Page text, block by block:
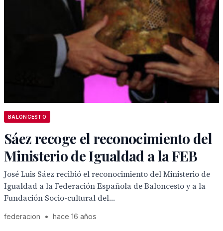
BALONCESTO
Sáez recoge el reconocimiento del
Ministerio de Igualdad a la FEB
José Luis Sáez recibió el reconocimiento del Ministerio de
Igualdad a la Federación Española de Baloncesto y a la
Fundación Socio-cultural del...
federacion • hace 16 años